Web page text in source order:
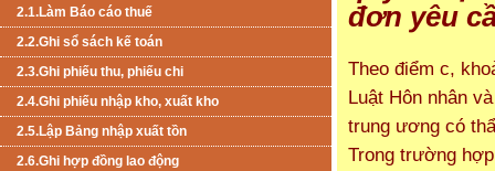
2.1.Làm Báo cáo thuế
2.2.Ghi sổ sách kế toán
2.3.Ghi phiếu thu, phiếu chi
2.4.Ghi phiếu nhập kho, xuất kho
2.5.Lập Bảng nhập xuất tồn
2.6.Ghi hợp đồng lao động
đơn yêu
Theo điểm c,
Luật Hôn nhân
trung ương có
Trong trường